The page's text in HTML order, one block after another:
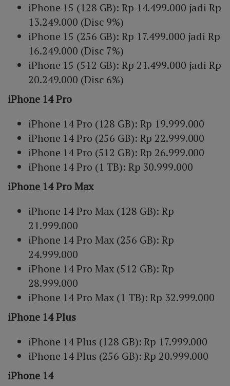
iPhone 15 (128 GB): Rp 14.499.000 jadi Rp
13.249.000 (Disc 9%)
iPhone 15 (256 GB): Rp 17.499.000 jadi Rp
16.249.000 (Disc 7%)
iPhone 15 (512 GB): Rp 21.499.000 jadi Rp
20.249.000 (Disc 6%)
iPhone 14 Pro
iPhone 14 Pro (128 GB): Rp 19.999.000
iPhone 14 Pro (256 GB): Rp 22.999.000
iPhone 14 Pro (512 GB): Rp 26.999.000
iPhone 14 Pro (1 TB): Rp 30.999.000
iPhone 14 Pro Max
iPhone 14 Pro Max (128 GB): Rp
21.999.000
iPhone 14 Pro Max (256 GB): Rp
24.999.000
iPhone 14 Pro Max (512 GB): Rp
28.999.000
iPhone 14 Pro Max (1 TB): Rp 32.999.000
iPhone 14 Plus
iPhone 14 Plus (128 GB): Rp 17.999.000
iPhone 14 Plus (256 GB): Rp 20.999.000
iPhone 14